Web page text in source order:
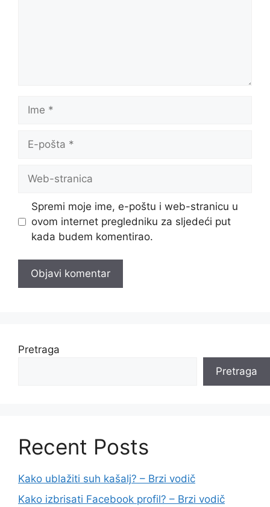
pošta
stranica
Spremi moje ime, e-poštu i web-stranicu u
ovom internet pregledniku za sljedeći put
kada budem komentirao.
Pretraga
Pretraga
Recent Posts
Kako ublažiti suh kašalj? – Brzi vodič
Kako izbrisati Facebook profil? – Brzi vodič